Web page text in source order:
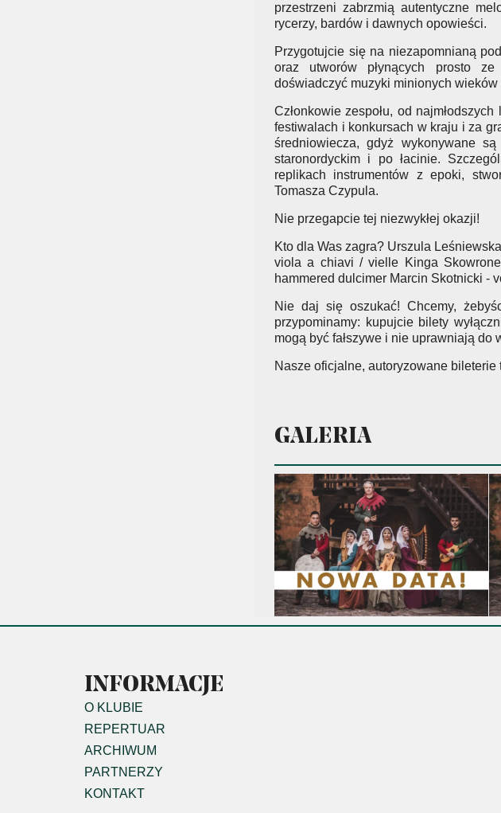
przestrzeni zabrzmią autentyczne
rycerzy, bardów i dawnych opowieści.
Przygotujcie się na niezapomnianą
oraz utworów płynących prosto ze
doświadczyć muzyki minionych wieków
Członkowie zespołu, od
festiwalach i konkursach w kraju i za
średniowiecza, gdyż wykonywane są
staronordyckim i po łacinie.
replikach instrumentów z epoki,
Tomasza Czypula.
Nie przegapcie tej niezwykłej okazji!
Kto dla Was zagra? Urszula
viola a chiavi / vielle Kinga
hammered dulcimer Marcin Skotnicki -
Nie daj się oszukać! Chcemy,
przypominamy: kupujcie bilety
mogą być fałszywe i nie uprawniają do
Nasze oficjalne, autoryzowane bileterie
GALERIA
INFORMACJE
O KLUBIE
REPERTUAR
ARCHIWUM
PARTNERZY
KONTAKT